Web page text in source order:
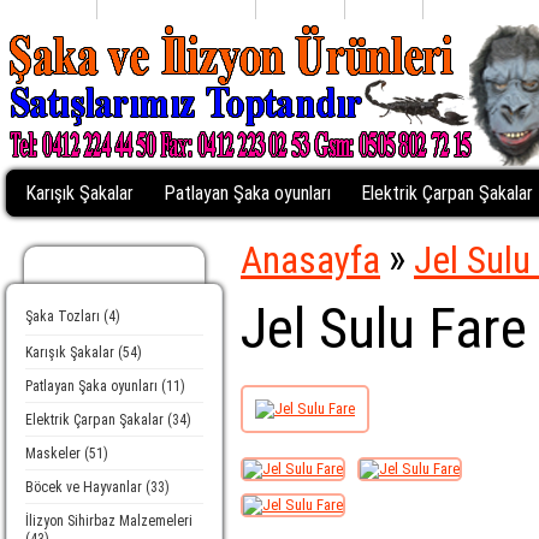
Karışık Şakalar Patlayan Şaka oyunları Elektrik Çarpan Şakalar
Şaka Tozları (4)
Karışık Şakalar (54)
Patlayan Şaka oyunları (11)
Elektrik Çarpan Şakalar (34)
Maskeler (51)
Böcek ve Hayvanlar (33)
İlizyon Sihirbaz Malzemeleri
Anasayfa » Jel Sulu
Jel Sulu Fare